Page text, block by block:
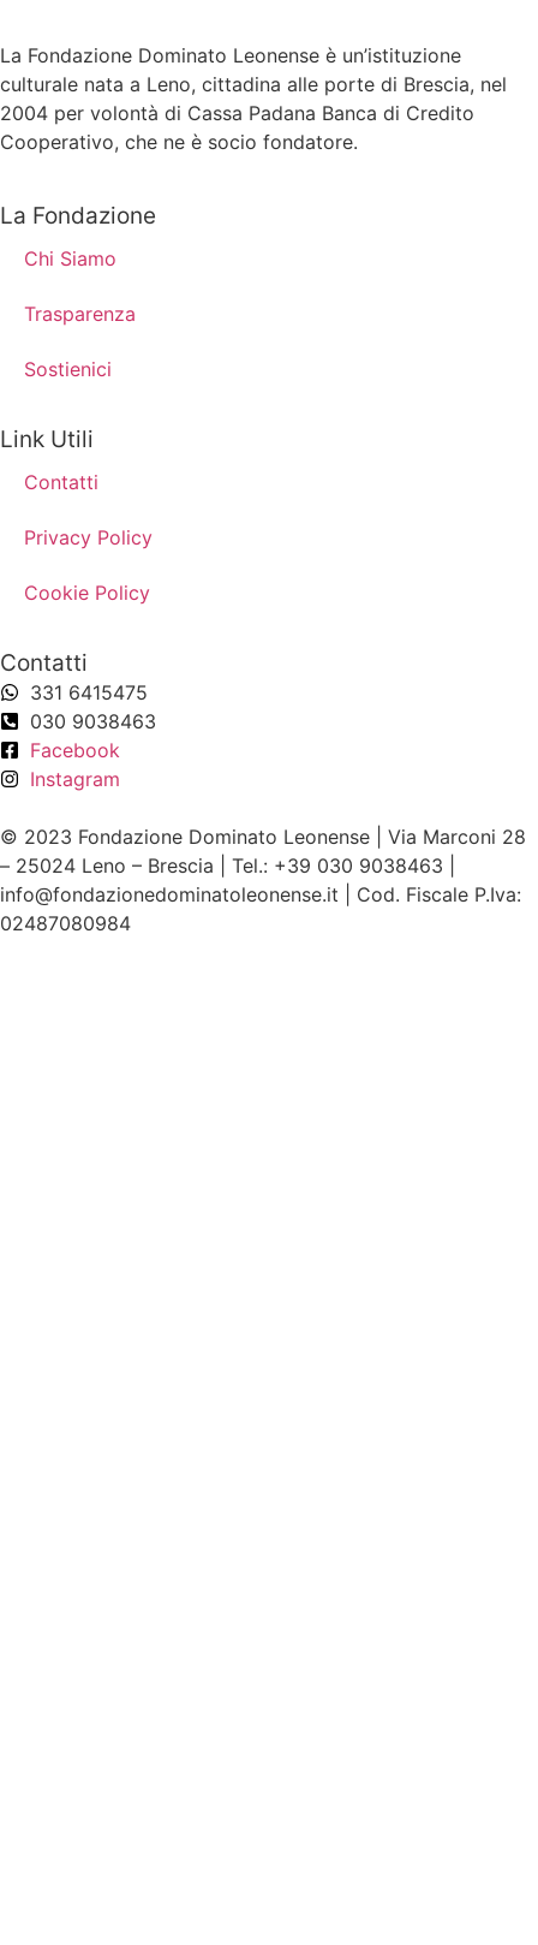
La Fondazione Dominato Leonense è un’istituzione
culturale nata a Leno, cittadina alle porte di Brescia, nel
2004 per volontà di Cassa Padana Banca di Credito
Cooperativo, che ne è socio fondatore.
La Fondazione
Chi Siamo
Trasparenza
Sostienici
Link Utili
Contatti
Privacy Policy
Cookie Policy
Contatti
331 6415475
030 9038463
Facebook
Instagram
© 2023 Fondazione Dominato Leonense | Via Marconi 28
– 25024 Leno – Brescia | Tel.: +39 030 9038463 |
info@fondazionedominatoleonense.it | Cod. Fiscale P.Iva:
02487080984